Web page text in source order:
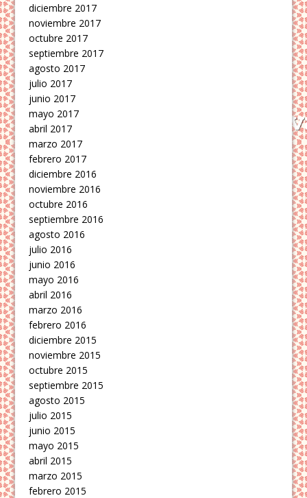
diciembre 2017
noviembre 2017
octubre 2017
septiembre 2017
agosto 2017
julio 2017
junio 2017
mayo 2017
abril 2017
marzo 2017
febrero 2017
diciembre 2016
noviembre 2016
octubre 2016
septiembre 2016
agosto 2016
julio 2016
junio 2016
mayo 2016
abril 2016
marzo 2016
febrero 2016
diciembre 2015
noviembre 2015
octubre 2015
septiembre 2015
agosto 2015
julio 2015
junio 2015
mayo 2015
abril 2015
marzo 2015
febrero 2015